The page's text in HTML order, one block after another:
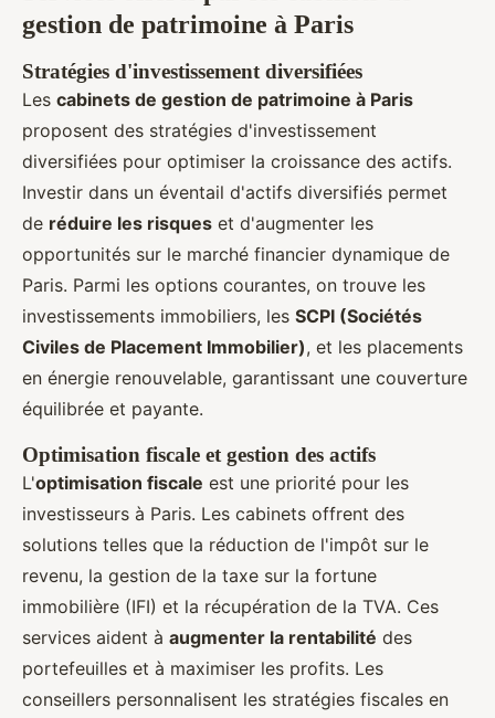
gestion de patrimoine à Paris
Stratégies d'investissement diversifiées
Les cabinets de gestion de patrimoine à Paris
proposent des stratégies d'investissement
diversifiées pour optimiser la croissance des actifs.
Investir dans un éventail d'actifs diversifiés permet
de réduire les risques et d'augmenter les
opportunités sur le marché financier dynamique de
Paris. Parmi les options courantes, on trouve les
investissements immobiliers, les SCPI (Sociétés
Civiles de Placement Immobilier), et les placements
en énergie renouvelable, garantissant une couverture
équilibrée et payante.
Optimisation fiscale et gestion des actifs
L'optimisation fiscale est une priorité pour les
investisseurs à Paris. Les cabinets offrent des
solutions telles que la réduction de l'impôt sur le
revenu, la gestion de la taxe sur la fortune
immobilière (IFI) et la récupération de la TVA. Ces
services aident à augmenter la rentabilité des
portefeuilles et à maximiser les profits. Les
conseillers personnalisent les stratégies fiscales en